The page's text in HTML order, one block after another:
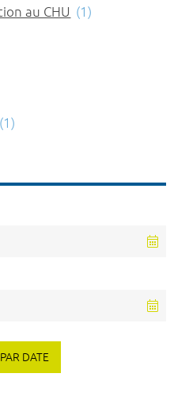
au CHU (1)
(1)
DATE